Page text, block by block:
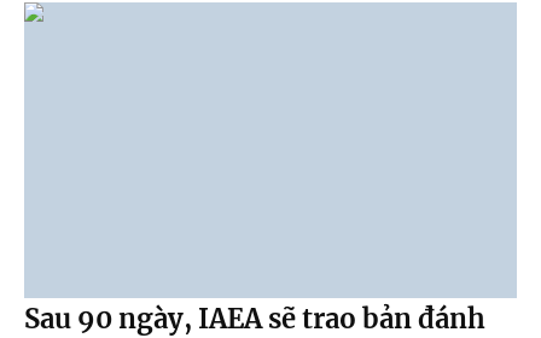
Sau 90 ngày, IAEA sẽ trao bản đánh